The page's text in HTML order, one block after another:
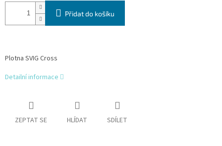
Přidat do košíku
Plotna SVIG Cross
Detailní informace
ZEPTAT SE HLÍDAT SDÍLET